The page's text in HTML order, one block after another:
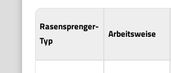
Rasensprenger-
Typ
Arbeitsweise